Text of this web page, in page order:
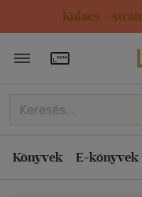
Kulacs /
Törzsvásárlói
Könyvek E-könyvek
Rendezés
Kiadás éve
Ár szerint